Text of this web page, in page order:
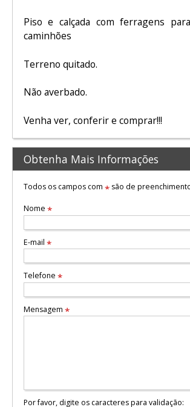
Piso e calçada com ferragens
caminhões
Terreno quitado.
Não averbado.
Venha ver, conferir e comprar!!!
Obtenha Mais Informações
Todos os campos com *são de
Nome *
E-mail *
Telefone *
Mensagem *
Por favor, digite os caracteres para validação: